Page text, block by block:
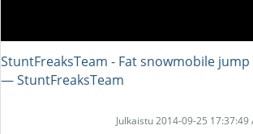
StuntFreaksTeam - Fat snowmobile jump
― StuntFreaksTeam
Julkaistu 2014-09-25